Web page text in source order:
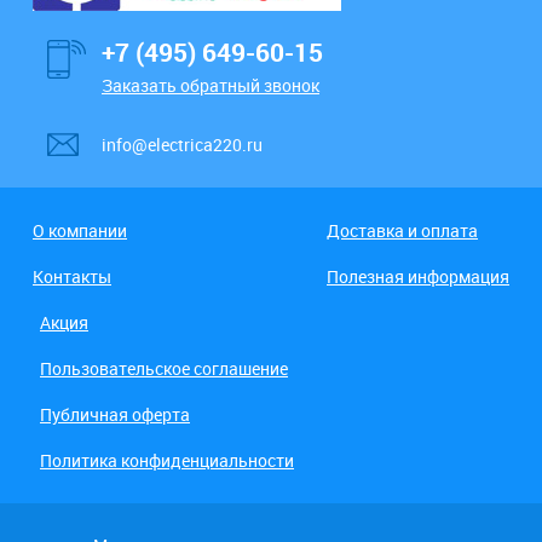
+7 (495) 649-60-15
Заказать обратный звонок
info@electrica220.ru
О компании
Доставка и оплата
Контакты
Полезная информация
Акция
Пользовательское соглашение
Публичная оферта
Политика конфиденциальности